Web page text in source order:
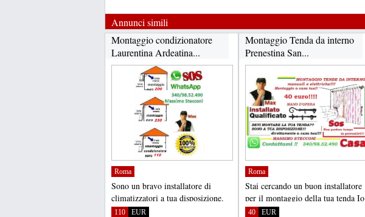
Annunci simili
Montaggio condizionatore
Laurentina Ardeatina...
Roma
Sono un bravo installatore di
climatizzatori a tua disposizione.
Sono disponibile...
110 EUR
Montaggio Tenda da interno
Prenestina San...
Roma
Stai cercando un buon installatore
per il montaggio della tua tenda Io
sono a tua...
40 EUR